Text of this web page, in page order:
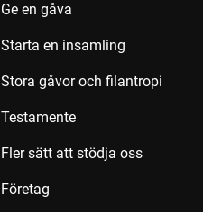
Ge en gåva
Starta en insamling
Stora gåvor och filantropi
Testamente
Fler sätt att stödja oss
Företag